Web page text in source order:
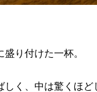
り付けた一杯。
く、中は驚くほ